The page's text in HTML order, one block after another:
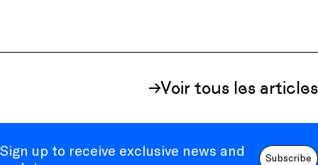
Voir tous les articles
Sign up to receive exclusive news and
Subscribe